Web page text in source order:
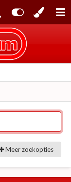
Meer zoekopties